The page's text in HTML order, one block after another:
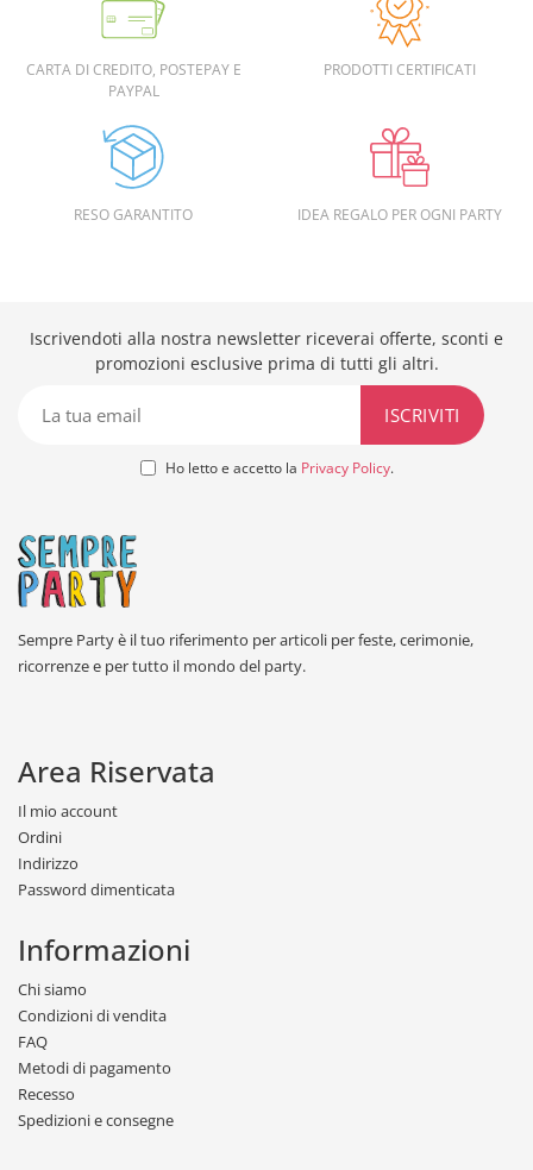
CARTA DI CREDITO, POSTEPAY E
PAYPAL
PRODOTTI CERTIFICATI
RESO GARANTITO IDEA REGALO PER OGNI PARTY
Iscrivendoti alla nostra newsletter riceverai offerte, sconti e
promozioni esclusive prima di tutti gli altri.
Ho letto e accetto la Privacy Policy.
Sempre Party è il tuo riferimento per articoli per feste, cerimonie,
ricorrenze e per tutto il mondo del party.
Area Riservata
Il mio account
Ordini
Indirizzo
Password dimenticata
Informazioni
Chi siamo
Condizioni di vendita
FAQ
Metodi di pagamento
Recesso
Spedizioni e consegne